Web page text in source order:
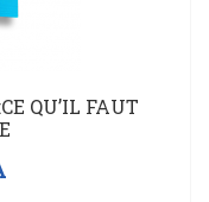
QU’IL FAUT